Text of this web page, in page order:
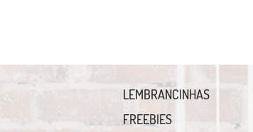
LEMBRANCINHAS
FREEBIES